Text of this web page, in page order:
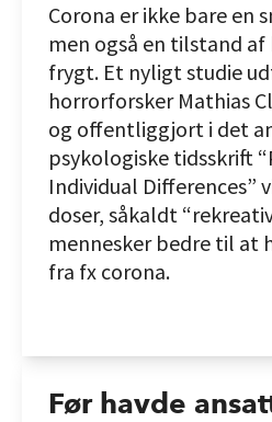
Corona er ikke bare en
men også en tilstand
frygt. Et nyligt studie
horrorforsker Mathias
og offentliggjort i det
psykologiske tidsskrift
Individual Differences”
doser, såkaldt
mennesker bedre til at
fra fx corona.
Før havde